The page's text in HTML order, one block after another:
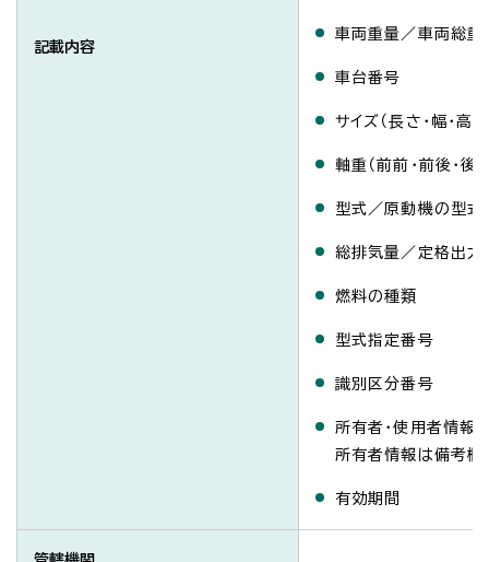
記載内容
車両重量／車両総重
車台番号
サイズ（長さ・幅・高さ
軸重（前前・前後・後
型式／原動機の型式
総排気量／定格出力
燃料の種類
型式指定番号
識別区分番号
所有者・使用者情報
所有者情報は備考欄
有効期間